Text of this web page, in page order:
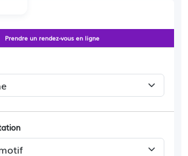
Prendre un rendez-vous en ligne